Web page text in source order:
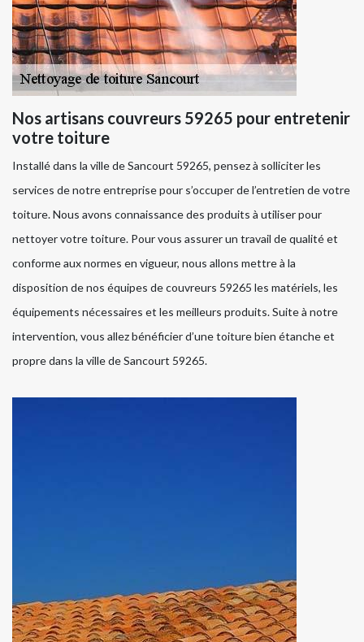
Nos artisans couvreurs 59265 pour entretenir
votre toiture
Installé dans la ville de Sancourt 59265, pensez à solliciter les
services de notre entreprise pour s’occuper de l’entretien de votre
toiture. Nous avons connaissance des produits à utiliser pour
nettoyer votre toiture. Pour vous assurer un travail de qualité et
conforme aux normes en vigueur, nous allons mettre à la
disposition de nos équipes de couvreurs 59265 les matériels, les
équipements nécessaires et les meilleurs produits. Suite à notre
intervention, vous allez bénéficier d’une toiture bien étanche et
propre dans la ville de Sancourt 59265.